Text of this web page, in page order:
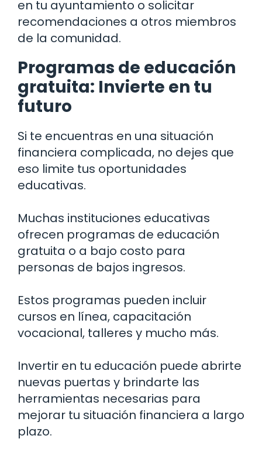
en tu ayuntamiento o solicitar
recomendaciones a otros miembros
de la comunidad.
Programas de educación
gratuita: Invierte en tu
futuro
Si te encuentras en una situación
financiera complicada, no dejes que
eso limite tus oportunidades
educativas.
Muchas instituciones educativas
ofrecen programas de educación
gratuita o a bajo costo para
personas de bajos ingresos.
Estos programas pueden incluir
cursos en línea, capacitación
vocacional, talleres y mucho más.
Invertir en tu educación puede abrirte
nuevas puertas y brindarte las
herramientas necesarias para
mejorar tu situación financiera a largo
plazo.